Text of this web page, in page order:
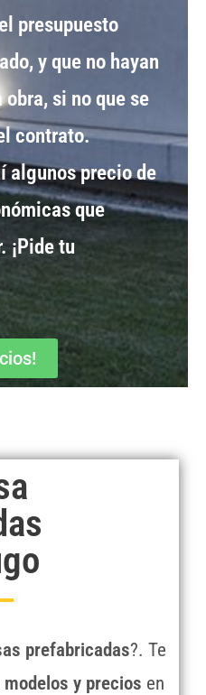
presupuesto
y que no hayan
si no que se
contrato.
algunosprecio de
que
¡Pide tu
prefabricadas?. Te
modelos y precios en